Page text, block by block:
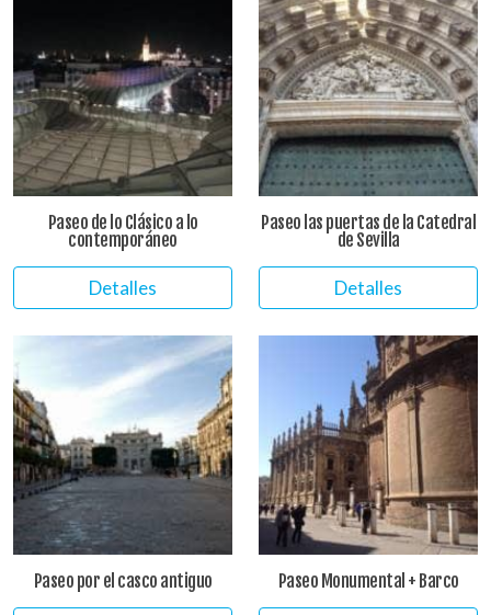
Paseo de lo Clásico a lo
contemporáneo
Detalles
Paseo las puertas de la Catedral
de Sevilla
Detalles
Paseo por el casco antiguo Paseo Monumental + Barco